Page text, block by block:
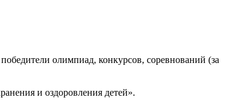
олимпиад, конкурсов, соревнований (за
и оздоровления детей».